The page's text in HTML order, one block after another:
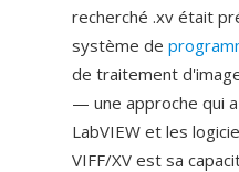
recherché .xv était
système de
de traitement
— une approche qui
LabVIEW et les
VIFF/XV est sa